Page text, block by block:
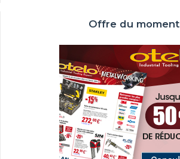
Offre du moment